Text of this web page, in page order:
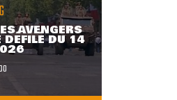
AVENGERS
DÉFILÉ DU 14